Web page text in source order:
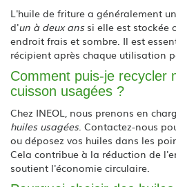
L'huile de friture a généralement
d'un à deux anssi elle est stockée
endroit frais et sombre. Il est
récipient après chaque utilisation
Comment puis-je recycler
cuisson usagées ?
Chez INEOL, nous prenons en
huiles usagées. Contactez-nous
ou déposez vos huiles dans les
Cela contribue à la réduction de
soutient l'économie circulaire.